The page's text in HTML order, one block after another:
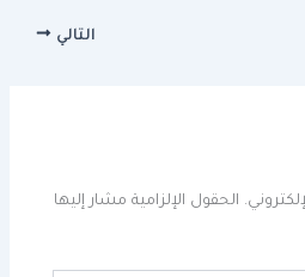
التالي
الحقول الإلزامية مشار إليها